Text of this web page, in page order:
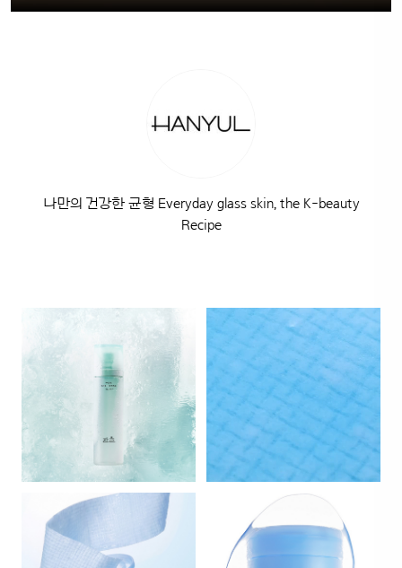
나만의 건강한 균형 Everyday glass skin, the K-beauty
Recipe